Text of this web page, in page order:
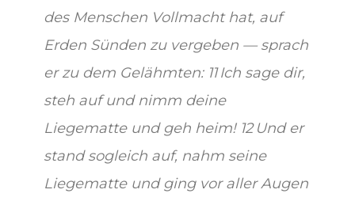
des Menschen Vollmacht hat, auf
Erden Sünden zu vergeben — sprach
er zu dem Gelähmten: 11 Ich sage dir,
steh auf und nimm deine
Liegematte und geh heim! 12 Und er
stand sogleich auf, nahm seine
Liegematte und ging vor aller Augen